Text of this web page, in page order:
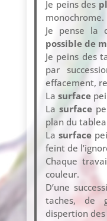
Je peins des
monochrome.
Je pense la
possible de
Je peins des
par
effacement,
La surface
Lasurface
plan du
La surface
feint de
Chaque
couleur.
D’une
taches, de
dispertion